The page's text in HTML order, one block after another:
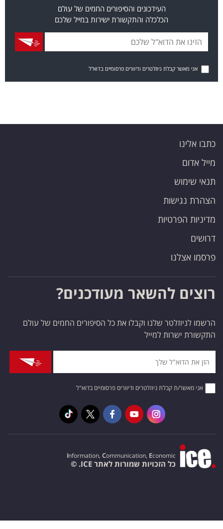
העידכונים והסיפורים החמים של עולם
הכלכלה והתקשורת ישירות במייל שלכם
אני מאשר קבלת ניוזלטרים ודיוורים פרסומיים בדוא"ל
כתבו אלינו
מייל אדום
תנאי שימוש
הצהרת נגישות
מדיניות הפרטיות
דרושים
פרסמו אצלנו
רוצים להשאר מעודכנים?
הרשמו לניוזלטר שלנו וקבלו את כל הסיפורים החמים של עולם
התקשורת ישרות למייל
אני מאשר/ת קבלת ניוזלטרים ודיוורים פרסומיים בדוא"ל
Information, Communication, Economic
כל הזכויות שמורות לאתר ICE. ©